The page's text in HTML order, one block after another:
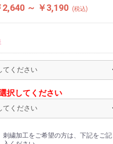
2,640 ～ ￥3,190 (税込)
択してください
刺繍加工をご希望の方は、下記をご記